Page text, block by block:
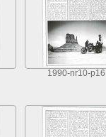
1990-nr10-p16